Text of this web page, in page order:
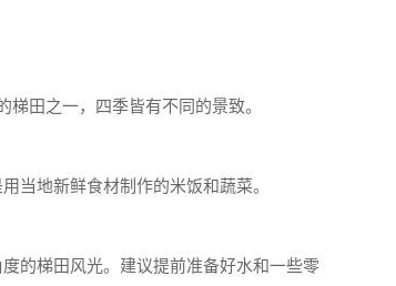
田之一，四季皆有不同的景致。
当地新鲜食材制作的米饭和蔬菜。
的梯田风光。建议提前准备好水和一些零